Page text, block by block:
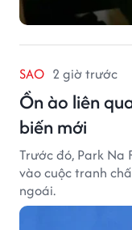
SAO 2 giờ trước
Ồn ào liên
biến mới
Trước đó, Park
vào cuộc tranh
ngoái.